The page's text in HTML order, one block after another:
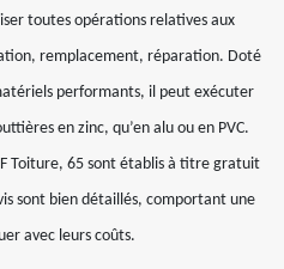
toutes opérations relatives aux
remplacement, réparation. Doté
performants, il peut exécuter
en zinc, qu’en alu ou en PVC.
Toiture, 65 sont établis à titre gratuit
sont bien détaillés, comportant une
avec leurs coûts.